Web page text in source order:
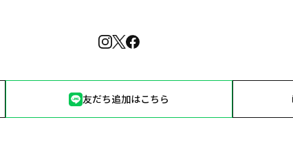
友だち追加はこちら